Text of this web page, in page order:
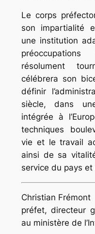
Le corps
son impartialité
une institution
résolument
célébrera son
définir
siècle, dans
intégrée à
techniques
vie et le travail
ainsi de sa
service du pays
Christian Frémont
préfet, directeur
au ministère de